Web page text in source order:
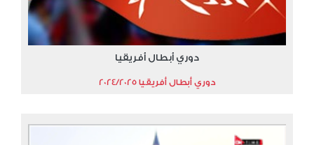
دوري أبطال أفريقيا
دوري أبطال أفريقيا 2024/2025